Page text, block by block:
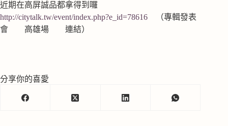
近期在高屏誠品都拿得到囉
http://citytalk.tw/event/index.php?e_id=78616 （專輯發表
會 高雄場 連結）
分享你的喜愛